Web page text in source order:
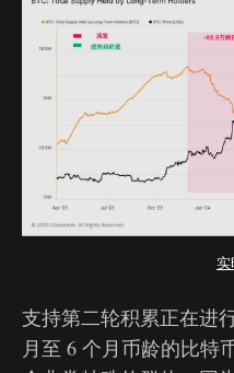
实
支持第二轮积累正在进
月至 6 个月币龄的比特